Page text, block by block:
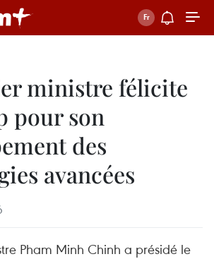
ministre félicite
pour son
des
avancées
Pham Minh Chinh a présidé le